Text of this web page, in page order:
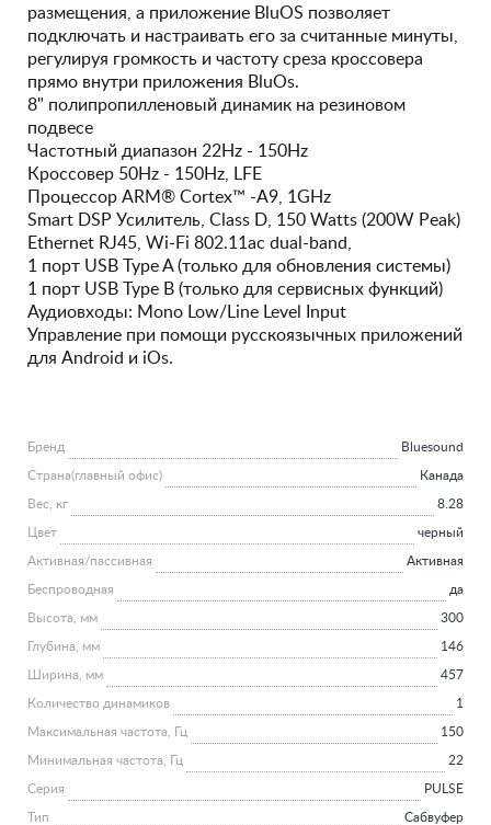
размещения, а приложение BluOS позволяет
подключать и настраивать его за считанные минуты,
регулируя громкость и частоту среза кроссовера
прямо внутри приложения BluOs.
8" полипропилленовый динамик на резиновом
подвесе
Частотный диапазон 22Hz - 150Hz
Кроссовер 50Hz - 150Hz, LFE
Процессор ARM® Cortex™ -A9, 1GHz
Smart DSP Усилитель, Class D, 150 Watts (200W Peak)
Ethernet RJ45, Wi-Fi 802.11ac dual-band,
1 порт USB Type A (только для обновления системы)
1 порт USB Type B (только для сервисных функций)
Аудиовходы: Mono Low/Line Level Input
Управление при помощи русскоязычных приложений
для Android и iOs.
Бренд Bluesound
Страна(главный офис) Канада
Вес, кг 8.28
Цвет черный
Активная/пассивная Активная
Беспроводная да
Высота, мм 300
Глубина, мм 146
Ширина, мм 457
Количество динамиков 1
Максимальная частота, Гц 150
Минимальная частота, Гц 22
Серия PULSE
Тип Сабвуфер